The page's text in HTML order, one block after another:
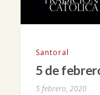
Santoral
5 de
5 febrero, 2020